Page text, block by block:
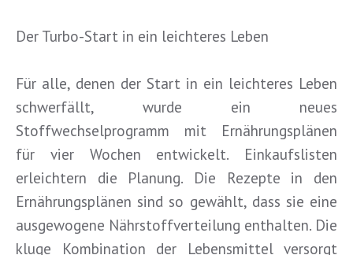
Der Turbo-Start in ein leichteres Leben
Für alle, denen der Start in ein leichteres Leben
schwerfällt, wurde ein neues
Stoffwechselprogramm mit Ernährungsplänen
für vier Wochen entwickelt. Einkaufslisten
erleichtern die Planung. Die Rezepte in den
Ernährungsplänen sind so gewählt, dass sie eine
ausgewogene Nährstoffverteilung enthalten. Die
kluge Kombination der Lebensmittel versorgt